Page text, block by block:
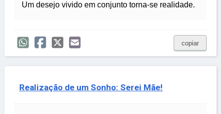
Um desejo vivido em conjunto torna-se realidade.
copiar
Realização de um Sonho: Serei Mãe!